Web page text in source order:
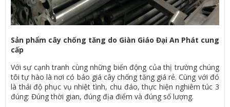
Sản phẩm cây chống tăng do Giàn Giáo Đại An Phát cung
cấp
Với sự cạnh tranh cùng những biến động của thị trường chúng
tôi tự hào là nơi có báo giá cây chống tăng giá rẻ. Cùng với đó
là thái độ phục vụ nhiệt tình, chu đáo, thực hiện nghiêm túc 3
đúng: Đúng thời gian, đúng địa điểm và đúng số lượng.